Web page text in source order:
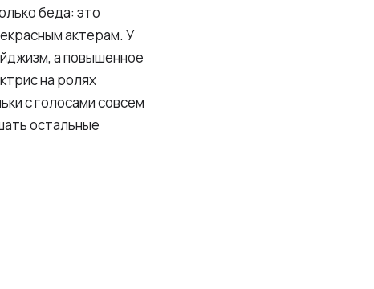
беда: это
актерам. У
а повышенное
на ролях
с голосами совсем
остальные